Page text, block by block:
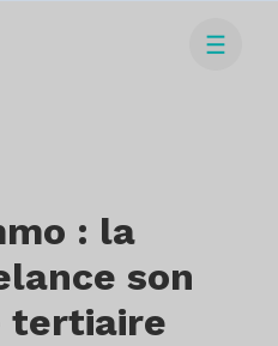
: la
son
tertiaire